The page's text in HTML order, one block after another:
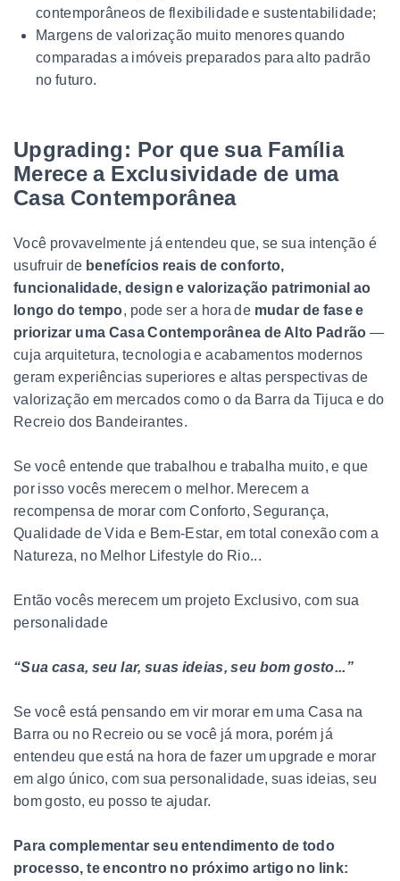
contemporâneos de flexibilidade e sustentabilidade;
Margens de valorização muito menores quando
comparadas a imóveis preparados para alto padrão
no futuro.
Upgrading: Por que sua Família
Merece a Exclusividade de uma
Casa Contemporânea
Você provavelmente já entendeu que, se sua intenção é
usufruir de benefícios reais de conforto,
funcionalidade, design e valorização patrimonial ao
longo do tempo, pode ser a hora de mudar de fase e
priorizar uma Casa Contemporânea de Alto Padrão —
cuja arquitetura, tecnologia e acabamentos modernos
geram experiências superiores e altas perspectivas de
valorização em mercados como o da Barra da Tijuca e do
Recreio dos Bandeirantes.
Se você entende que trabalhou e trabalha muito, e que
por isso vocês merecem o melhor. Merecem a
recompensa de morar com Conforto, Segurança,
Qualidade de Vida e Bem-Estar, em total conexão com a
Natureza, no Melhor Lifestyle do Rio...
Então vocês merecem um projeto Exclusivo, com sua
personalidade
“Sua casa, seu lar, suas ideias, seu bom gosto...”
Se você está pensando em vir morar em uma Casa na
Barra ou no Recreio ou se você já mora, porém já
entendeu que está na hora de fazer um upgrade e morar
em algo único, com sua personalidade, suas ideias, seu
bom gosto, eu posso te ajudar.
Para complementar seu entendimento de todo
processo, te encontro no próximo artigo no link: